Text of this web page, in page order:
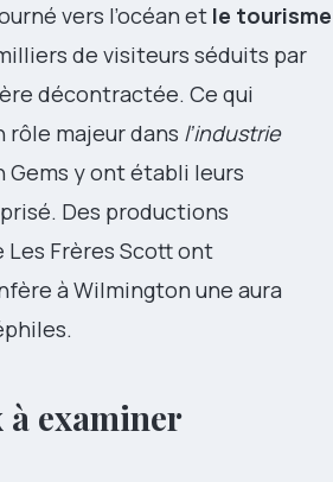
vers l’océan et le tourisme
de visiteurs séduits par
décontractée. Ce qui
majeur dans l’industrie
Gems y ont établi leurs
Des productions
Les Frères Scott ont
à Wilmington une aura
examiner